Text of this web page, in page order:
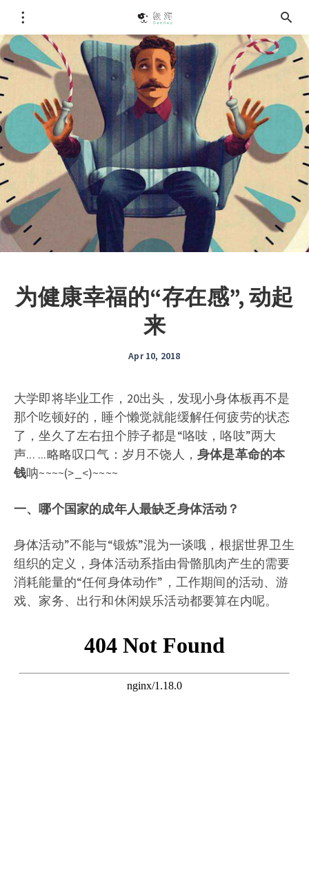
为健康幸福的“存在感”, 动起
来
Apr 10, 2018
大学即将毕业工作，20出头，发现小身体板再不是
那个吃顿好的，睡个懒觉就能缓解任何疲劳的状态
了，坐久了左右扭个脖子都是“咯吱，咯吱”两大
声... ...略略叹口气：岁月不饶人， 身体是革命的本
钱呐~~~~(>_<)~~~~
一、哪个国家的成年人最缺乏身体活动？
身体活动”不能与“锻炼”混为一谈哦，根据世界卫生
组织的定义，身体活动系指由骨骼肌肉产生的需要
消耗能量的“任何身体动作”，工作期间的活动、游
戏、家务、出行和休闲娱乐活动都要算在内呢。